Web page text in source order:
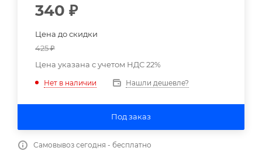
340 ₽
Цена до скидки
425₽
Цена указана с учетом НДС 22%
Нет в наличии Нашли дешевле?
Под заказ
Самовывоз сегодня - бесплатно